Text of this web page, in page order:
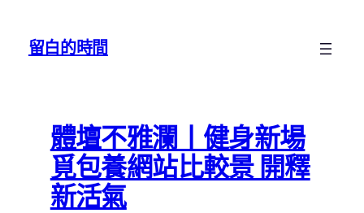
留白的時間
體壇不雅瀾丨健身新場
覓包養網站比較景 開釋
新活氣